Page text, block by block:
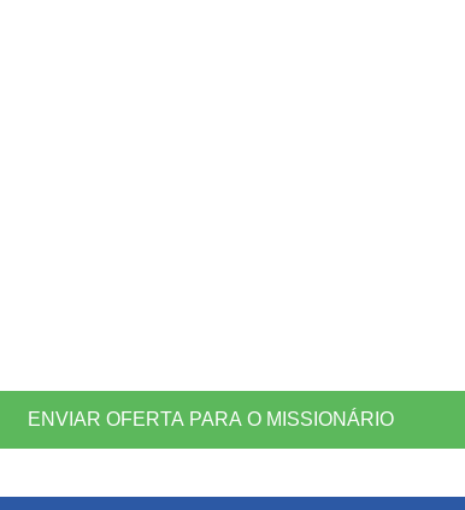
ENVIAR OFERTA PARA O MISSIONÁRIO